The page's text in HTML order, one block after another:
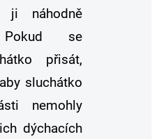
ji náhodně
Pokud se
přisát,
sluchátko
nemohly
dýchacích